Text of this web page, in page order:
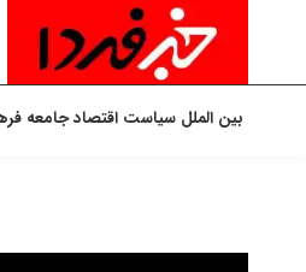
بین الملل سیاست اقتصادجامعه